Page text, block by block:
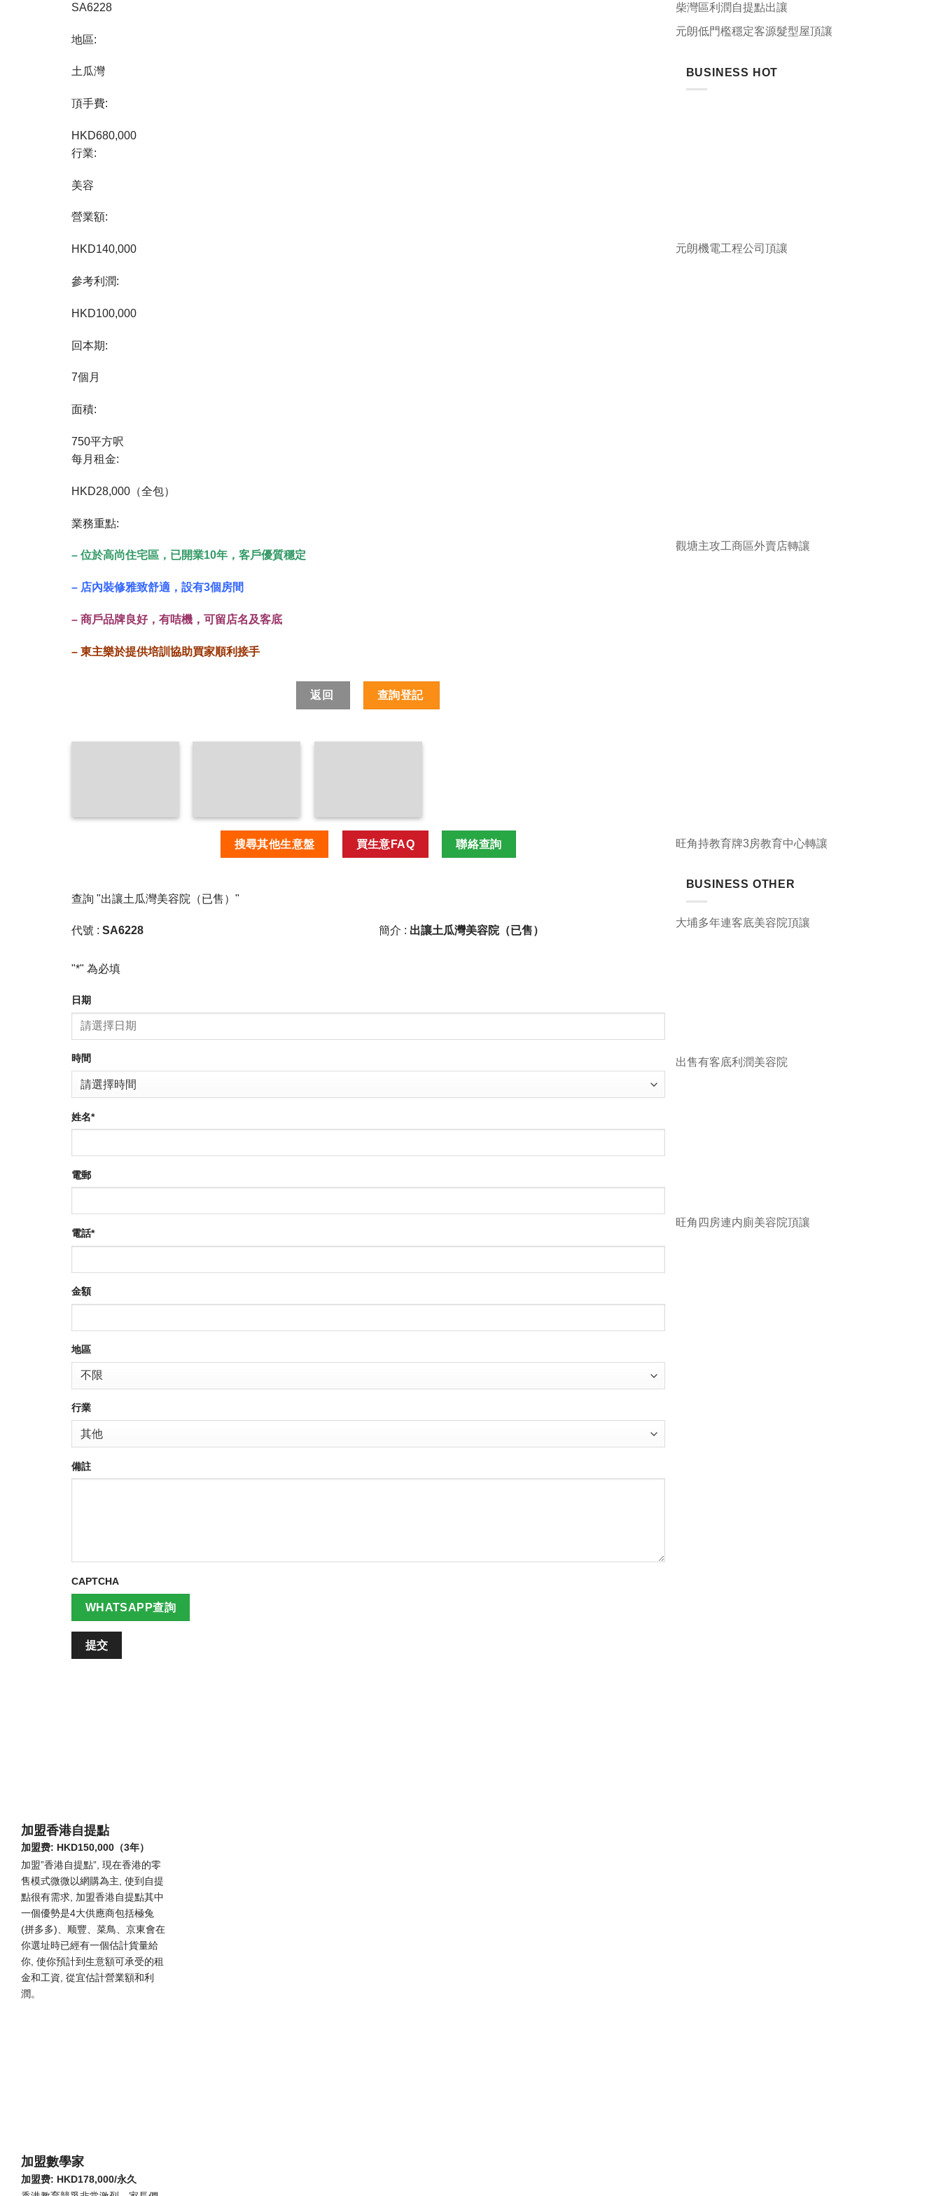
SA6228
地區:
土瓜灣
頂手費:
HKD680,000
行業:
美容
營業額:
HKD140,000
參考利潤:
HKD100,000
回本期:
7個月
面積:
750平方呎
每月租金:
HKD28,000（全包）
業務重點:
– 位於高尚住宅區，已開業10年，客戶優質穩定
– 店內裝修雅致舒適，設有3個房間
– 商戶品牌良好，有咭機，可留店名及客底
– 東主樂於提供培訓協助買家順利接手
返回 查詢登記
搜尋其他生意盤 買生意FAQ 聯絡查詢
查詢 "出讓土瓜灣美容院（已售）"
代號 : SA6228 簡介 : 出讓土瓜灣美容院（已售）
"*" 為必填
日期
slash
DD
slash
時間
姓名*
電郵
電話*
金額
地區
行業
備註
CAPTCHA
WHATSAPP查詢
柴灣區利潤自提點出讓
元朗低門檻穩定客源髮型屋頂讓
BUSINESS HOT
元朗機電工程公司頂讓
觀塘主攻工商區外賣店轉讓
旺角持教育牌3房教育中心轉讓
BUSINESS OTHER
大埔多年連客底美容院頂讓
出售有客底利潤美容院
旺角四房連内廁美容院頂讓
加盟香港自提點
加盟费: HKD150,000（3年）
加盟”香港自提點”, 現在香港的零
售模式微微以網購為主, 使到自提
點很有需求, 加盟香港自提點其中
一個優勢是4大供應商包括極兔
(拼多多)、顺豐、菜鳥、京東會在
你選址時已經有一個估計貨量給
你, 使你預計到生意額可承受的租
金和工資, 從宜估計營業額和利
潤。
加盟數學家
加盟费: HKD178,000/永久